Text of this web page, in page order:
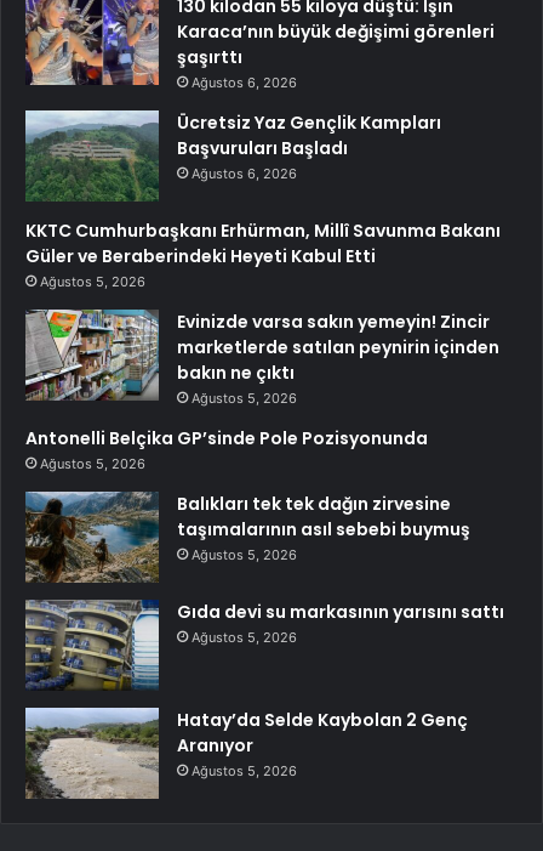
130 kilodan 55 kiloya düştü: Işın
Karaca’nın büyük değişimi görenleri
şaşırttı
Ağustos 6, 2026
Ücretsiz Yaz Gençlik Kampları
Başvuruları Başladı
Ağustos 6, 2026
KKTC Cumhurbaşkanı Erhürman, Millî Savunma Bakanı
Güler ve Beraberindeki Heyeti Kabul Etti
Ağustos 5, 2026
Evinizde varsa sakın yemeyin! Zincir
marketlerde satılan peynirin içinden
bakın ne çıktı
Ağustos 5, 2026
Antonelli Belçika GP’sinde Pole Pozisyonunda
Ağustos 5, 2026
Balıkları tek tek dağın zirvesine
taşımalarının asıl sebebi buymuş
Ağustos 5, 2026
Gıda devi su markasının yarısını sattı
Ağustos 5, 2026
Hatay’da Selde Kaybolan 2 Genç
Aranıyor
Ağustos 5, 2026